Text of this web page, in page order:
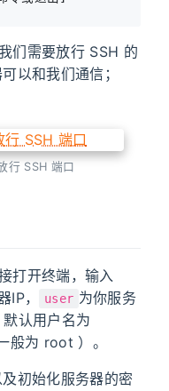
们需要放行 SSH 的
以和我们通信；
行 SSH 端口
打开终端，输入
IP， user 为你服务
认用户名为
般为 root ）。
初始化服务器的密